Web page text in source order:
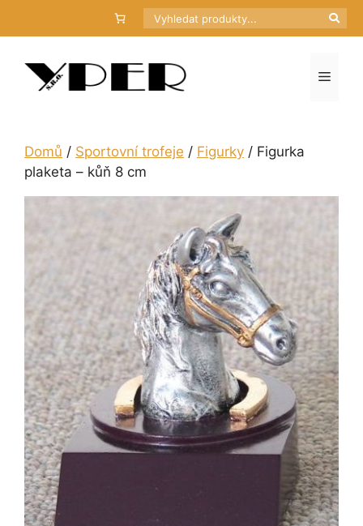
Hledat
Menu
Domů / Sportovní trofeje / Figurky / Figurka
plaketa – kůň 8 cm